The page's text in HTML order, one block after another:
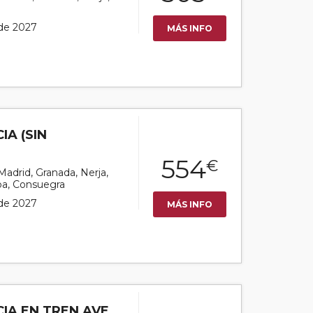
2027 MÁS INFO
(SIN
Granada, Nerja,
Consuegra
2027
554€
MÁS INFO